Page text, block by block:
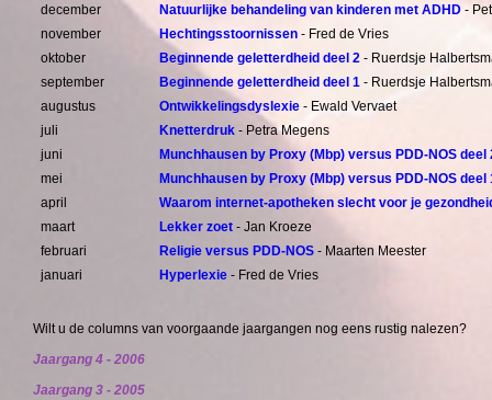
december Natuurlijke behandeling van kinderen met ADHD -
november
Hechtingsstoornissen - Fred de Vries
oktober
Beginnende geletterdheid deel 2 - Ruerdsje
september
Beginnende geletterdheid deel 1 - Ruerdsje
augustus
Ontwikkelingsdyslexie - Ewald Vervaet
juli
Knetterdruk - Petra Megens
juni
Munchhausen by Proxy (Mbp) versus PDD-NOS deel
mei
Munchhausen by Proxy (Mbp) versus PDD-NOS deel
april
Waarom internet-apotheken slecht voor je
maart
Lekker zoet - Jan Kroeze
februari
Religie versus PDD-NOS - Maarten Meester
januari
Hyperlexie - Fred de Vries
Wilt u de columns van voorgaande jaargangen nog eens rustig nalezen?
Jaargang 4 - 2006
Jaargang 3 - 2005